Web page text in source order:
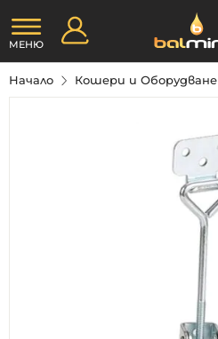
към
съдържанието
МЕНЮ
Начало Кошери и Оборудване